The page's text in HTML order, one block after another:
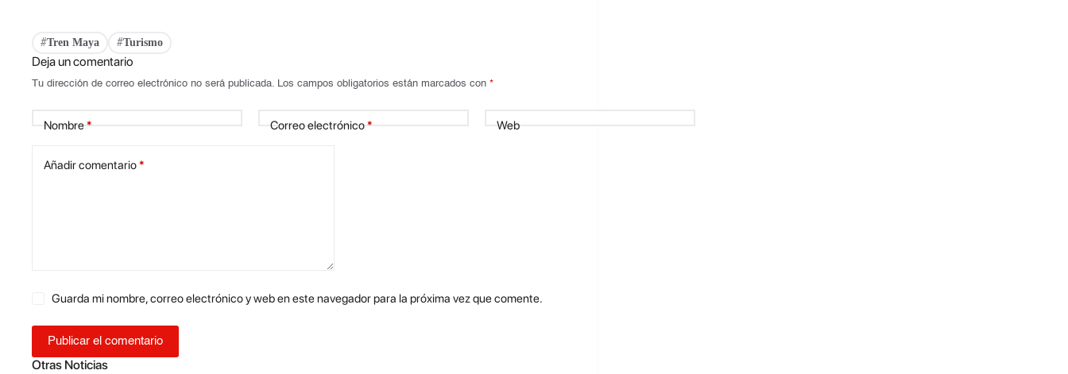
#Tren Maya #Turismo
Deja un comentario
Tu dirección de correo electrónico no será publicada. Los campos obligatorios están marcados con *
Nombre* Correo electrónico* Web
Añadir comentario*
Guarda mi nombre, correo electrónico y web en este navegador para la próxima vez que comente.
Publicar el comentario
Otras Noticias